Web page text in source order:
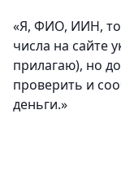
«Я, ФИО, ИИН,
числа на сайте
прилагаю), но
проверить и
деньги.»